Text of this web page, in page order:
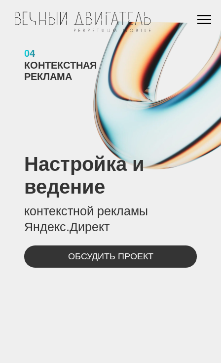
КОНТЕКСТНАЯ
РЕКЛАМА
Настройка и
ведение
контекстной рекламы
Яндекс.Директ
ОБСУДИТЬ ПРОЕКТ
04